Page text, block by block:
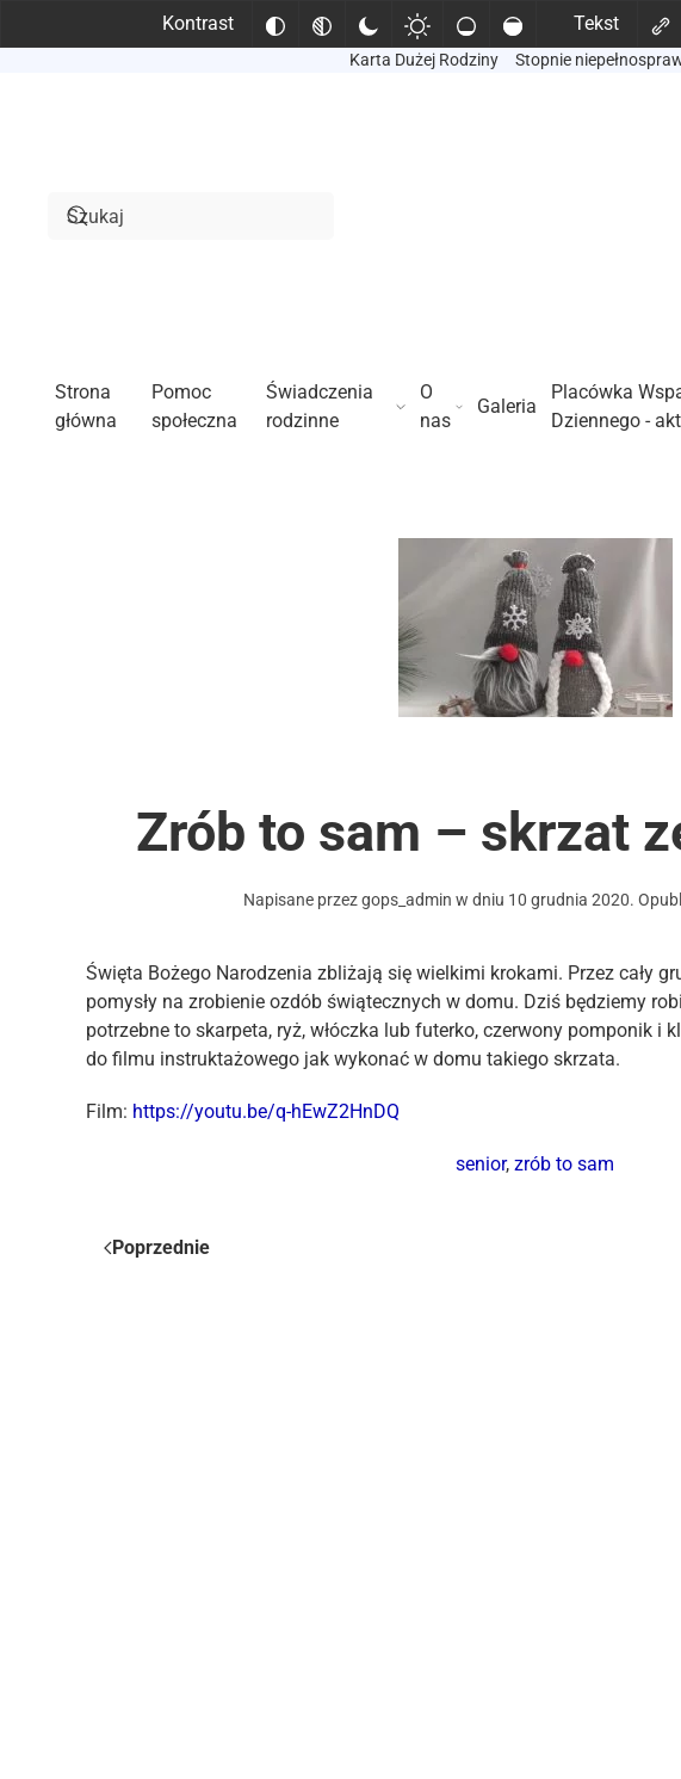
Kontrast Tekst
Karta Dużej Rodziny Stopnie
Strona
główna
Pomoc
społeczna
Świadczenia
rodzinne
O
nas
Galeria
Placówka
Dziennego -
Zrób to sam – skrzat
Napisane przezgops_admin w dniu 10 grudnia 2020.
Święta Bożego Narodzenia zbliżają się wielkimi krokami. Przez cały
pomysły na zrobienie ozdób świątecznych w domu. Dziś będziemy
potrzebne to skarpeta, ryż, włóczka lub futerko, czerwony pomponik i
do filmu instruktażowego jak wykonać w domu takiego skrzata.
Film: https://youtu.be/q-hEwZ2HnDQ
senior,zrób to sam
Poprzednie